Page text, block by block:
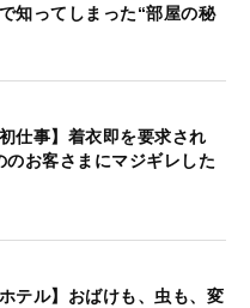
ってしまった“部屋の秘
仕事】着衣即を要求され
のお客さまにマジギレした
テル】おばけも、虫も、変